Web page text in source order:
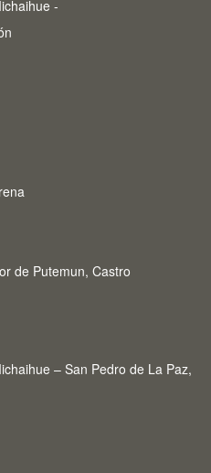
-
de Putemun, Castro
– San Pedro de La Paz,